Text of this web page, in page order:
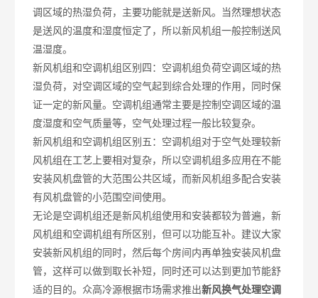
调区域的热湿负荷，主要功能就是送新风。当然理想状态
是送风的温度和湿度恒定了，所以新风机组一般控制送风
温湿度。
新风机组和空调机组区别四：空调机组负荷空调区域的热
湿负荷，对空调区域的空气起到综合处理的作用，同时保
证一定的新风量。空调机组通常主要是控制空调区域的温
度湿度和空气质量等，空气处理过程一般比较复杂。
新风机组和空调机组区别五：空调机组对于空气处理较新
风机组在工艺上要相对复杂，所以空调机组多应用在不能
安装风机盘管的大范围公共区域，而新风机组多配合安装
有风机盘管的小范围空间使用。
无论是空调机组还是新风机组使用和安装都较为普遍，新
风机组和空调机组有所区别，但可以功能互补。建议大家
安装新风机组的同时，然后每个房间内再单独安装风机盘
管，这样可以做到取长补短，同时还可以达到更加节能舒
适的目的。众高冷源根据市场需求推出新风换气处理空调